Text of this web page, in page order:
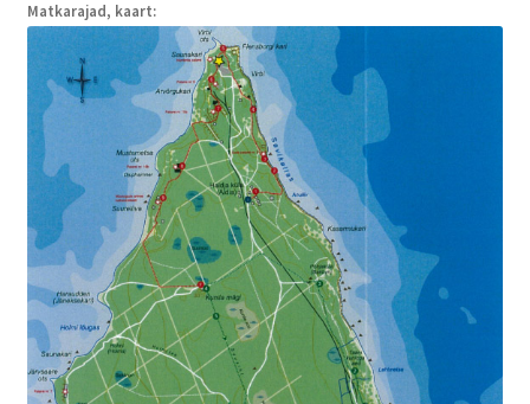
Matkarajad, kaart: